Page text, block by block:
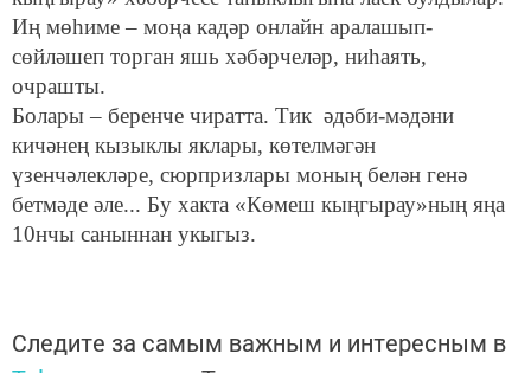
Иң мөһиме – моңа кадәр онлайн аралашып-
сөйләшеп торган яшь хәбәрчеләр, ниһаять,
очрашты.
Болары – беренче чиратта. Тик әдәби-мәдәни
кичәнең кызыклы яклары, көтелмәгән
үзенчәлекләре, сюрпризлары моның белән генә
бетмәде әле... Бу хакта «Көмеш кыңгырау»ның яңа
10нчы саныннан укыгыз.
Следите за самым важным и интересным в